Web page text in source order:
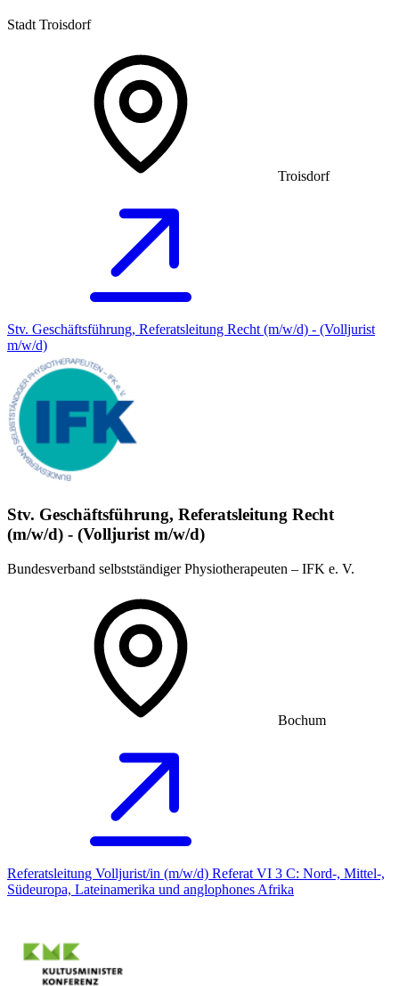
Stadt Troisdorf
Troisdorf
Stv. Geschäftsführung, Referatsleitung Recht (m/w/d) - (Volljurist
m/w/d)
Stv. Geschäftsführung, Referatsleitung Recht
(m/w/d) - (Volljurist m/w/d)
Bundesverband selbstständiger Physiotherapeuten – IFK e. V.
Bochum
Referatsleitung Volljurist/in (m/w/d) Referat VI 3 C: Nord-, Mittel-,
Südeuropa, Lateinamerika und anglophones Afrika